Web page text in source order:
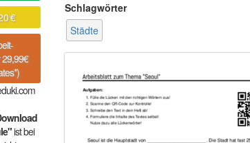
€
ist bei
Schlagwörter
Städte